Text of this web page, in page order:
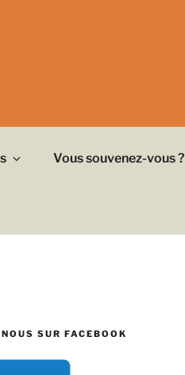
Vous souvenez-vous ?
SUR FACEBOOK